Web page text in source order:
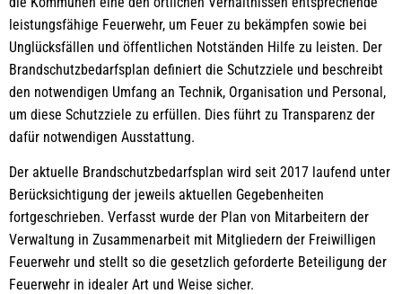
leistungsfähige Feuerwehr, um Feuer zu bekämpfen sowie bei
Unglücksfällen und öffentlichen Notständen Hilfe zu leisten. Der
Brandschutzbedarfsplan definiert die Schutzziele und beschreibt
den notwendigen Umfang an Technik, Organisation und Personal,
um diese Schutzziele zu erfüllen. Dies führt zu Transparenz der
dafür notwendigen Ausstattung.
Der aktuelle Brandschutzbedarfsplan wird seit 2017 laufend unter
Berücksichtigung der jeweils aktuellen Gegebenheiten
fortgeschrieben. Verfasst wurde der Plan von Mitarbeitern der
Verwaltung in Zusammenarbeit mit Mitgliedern der Freiwilligen
Feuerwehr und stellt so die gesetzlich geforderte Beteiligung der
Feuerwehr in idealer Art und Weise sicher.